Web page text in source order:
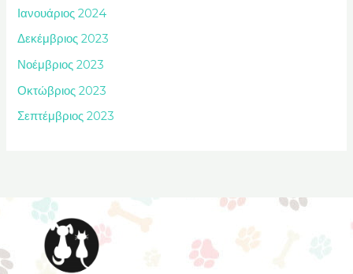
Ιανουάριος 2024
Δεκέμβριος 2023
Νοέμβριος 2023
Οκτώβριος 2023
Σεπτέμβριος 2023